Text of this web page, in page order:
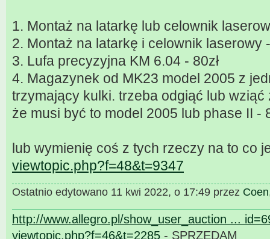
1. Montaż na latarkę lub celownik
2. Montaż na latarkę i celownik laserowy
3. Lufa precyzyjna KM 6.04 - 80zł
4. Magazynek od MK23 model 2005 z
trzymający kulki. trzeba odgiąć lub
że musi być to model 2005 lub phase II -
lub wymienię coś z tych rzeczy na to co
viewtopic.php?f=48&t=9347
Ostatnio edytowano 11 kwi 2022, o 17:49 przez Coen
http://www.allegro.pl/show_user_auction ...
viewtopic.php?f=46&t=2285 - SPRZEDAM